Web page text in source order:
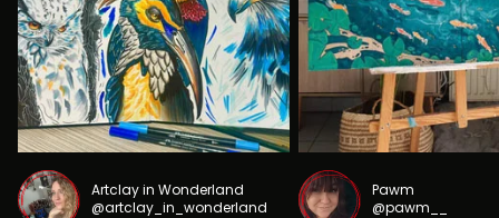
Artclay in Wonderland
@artclay_in_wonderland
Pawm
@pawm__